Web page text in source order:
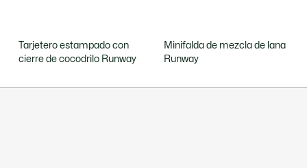
Tarjetero estampado con
cierre de cocodrilo Runway
Minifalda de mezcla de lana
Runway